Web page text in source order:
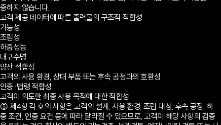
증하지 않습니다.
고객 제공 데이터에 따른 출력물의 구조적 적합성
기능성
조립성
하중성능
내구수명
양산 적합성
고객의 사용 환경, 상대 부품 또는 후속 공정과의 호환성
인증·법령 적합성
고객이 의도한 최종 사용 목적에 대한 적합성
⑤ 제4항 각 호의 사항은 고객의 설계, 사용 환경, 조립 대상, 후속 공정, 하
중 조건, 인증 요건 등에 따라 달라질 수 있으므로, 고객이 해당 사항의 검증